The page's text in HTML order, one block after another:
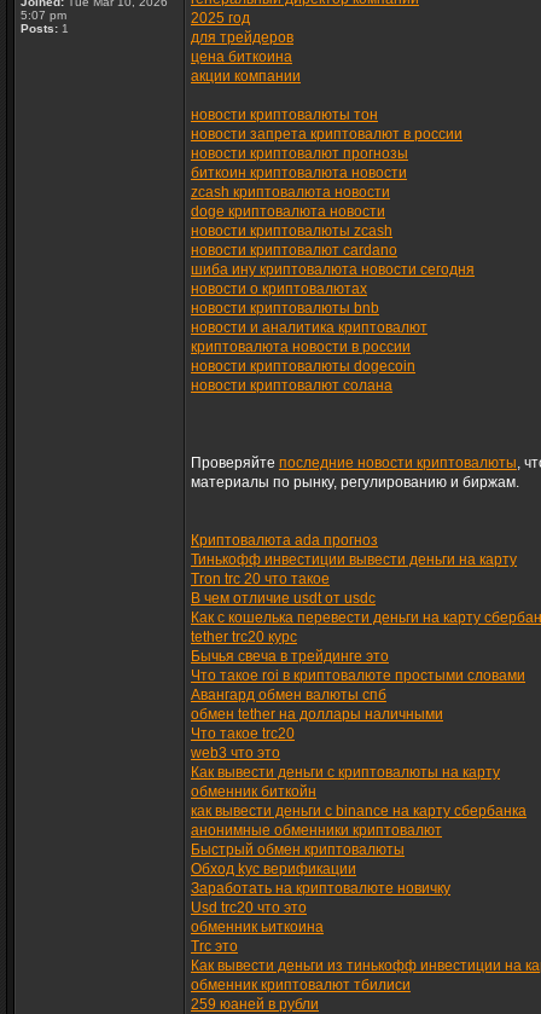
5:07 pm
Posts: 1
2025 год
для трейдеров
цена биткоина
акции компании
новости криптовалюты тон
новости запрета криптовалют в россии
новости криптовалют прогнозы
биткоин криптовалюта новости
zcash криптовалюта новости
doge криптовалюта новости
новости криптовалюты zcash
новости криптовалют cardano
шиба ину криптовалюта новости сегодня
новости о криптовалютах
новости криптовалюты bnb
новости и аналитика криптовалют
криптовалюта новости в россии
новости криптовалюты dogecoin
новости криптовалют солана
Проверяйте последние новости криптовалюты,
материалы по рынку, регулированию и биржам.
Криптовалюта ada прогноз
Тинькофф инвестиции вывести деньги на карту
Tron trc 20 что такое
В чем отличие usdt от usdc
Как с кошелька перевести деньги на карту
tether trc20 курс
Бычья свеча в трейдинге это
Что такое roi в криптовалюте простыми словами
Авангард обмен валюты спб
обмен tether на доллары наличными
Что такое trc20
web3 что это
Как вывести деньги с криптовалюты на карту
обменник биткойн
как вывести деньги с binance на карту сбербанка
анонимные обменники криптовалют
Быстрый обмен криптовалюты
Обход kyc верификации
Заработать на криптовалюте новичку
Usd trc20 что это
обменник ьиткоина
Trc это
Как вывести деньги из тинькофф инвестиции на
обменник криптовалют тбилиси
259 юаней в рубли